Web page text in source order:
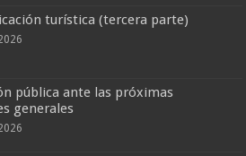
turística (tercera parte)
pública ante las próximas
generales